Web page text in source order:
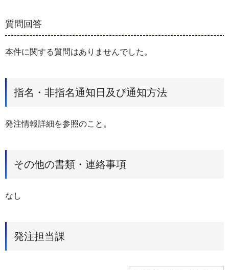
質問回答
本件に関する質問はありませんでした。
指名・非指名通知日及び通知方法
発注情報詳細を参照のこと。
その他の書類・連絡事項
なし
発注担当課